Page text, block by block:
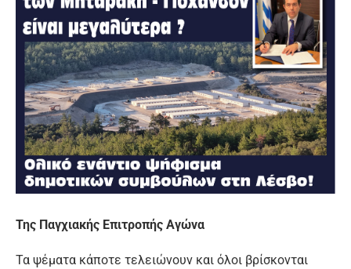
Της Παγχιακής Επιτροπής Αγώνα
Τα ψέματα κάποτε τελειώνουν και όλοι βρίσκονται